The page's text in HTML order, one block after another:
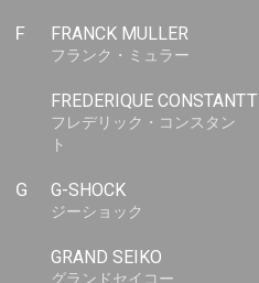
F FRANCK MULLER
フランク・ミュラー
FREDERIQUE CONSTANT
フレデリック・コンスタン
ト
G G-SHOCK
ジーショック
GRAND SEIKO
グランドセイコー
T